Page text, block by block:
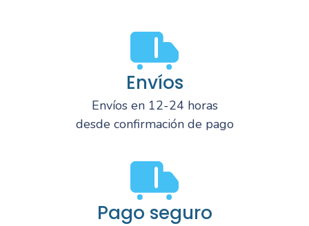
Envíos
Envíos en 12-24 horas
desde confirmación de pago
Pago seguro